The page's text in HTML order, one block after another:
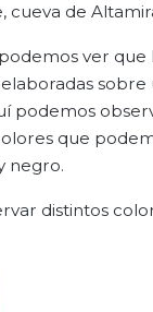
cueva de
ver que
podemos
que
negro.
distintos